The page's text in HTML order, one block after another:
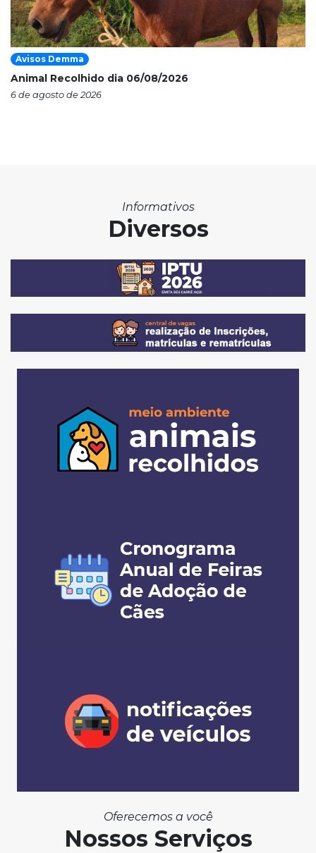
Avisos Demma
Animal Recolhido dia 06/08/2026
6 de agosto de 2026
Informativos
Diversos
Oferecemos a você
Nossos Serviços